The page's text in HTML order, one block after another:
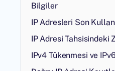
Bilgiler
IP Adresleri Son
IP Adresi Tahsisindeki
IPv4 Tükenmesi ve